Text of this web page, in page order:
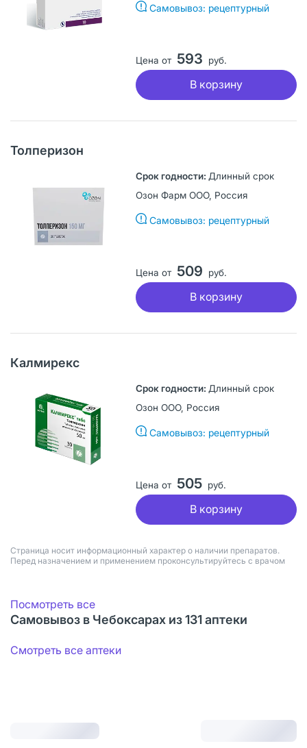
Самовывоз: рецептурный
Цена от 593 руб.
В корзину
Толперизон
Длинный срок
Озон Фарм ООО, Россия
Самовывоз: рецептурный
Цена от 509 руб.
В корзину
Калмирекс
Длинный срок
Озон ООО, Россия
Самовывоз: рецептурный
Цена от 505 руб.
В корзину
Страница носит информационный характер о наличии препаратов.
Перед назначением и применением проконсультируйтесь с врачом
Посмотреть все
Самовывоз в Чебоксарах из 131 аптеки
Смотреть все аптеки